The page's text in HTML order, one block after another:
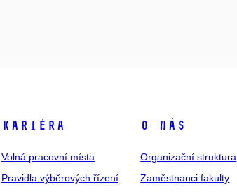
Kariéra
Volná pracovní místa
Pravidla výběrových řízení
O nás
Organizační struktura
Zaměstnanci fakulty